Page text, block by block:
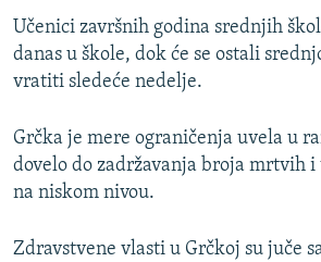
Učenici završnih godina srednjih
danas u škole, dok će se ostali
vratiti sledeće nedelje.
Grčka je mere ograničenja uvela u
dovelo do zadržavanja broja mrtvih i
na niskom nivou.
Zdravstvene vlasti u Grčkoj su juče